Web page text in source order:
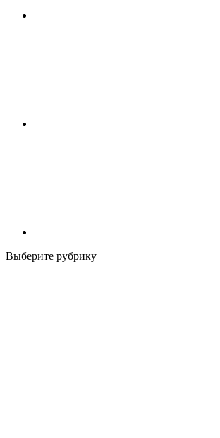
Выберите рубрику